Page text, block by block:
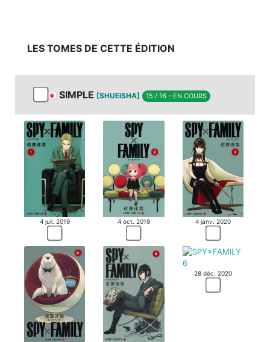
LES TOMES DE CETTE ÉDITION
SIMPLE [SHUEISHA] 15 / 16 - EN COURS
4 juil. 2019 4 oct. 2019 4 janv. 2020
28 déc. 2020